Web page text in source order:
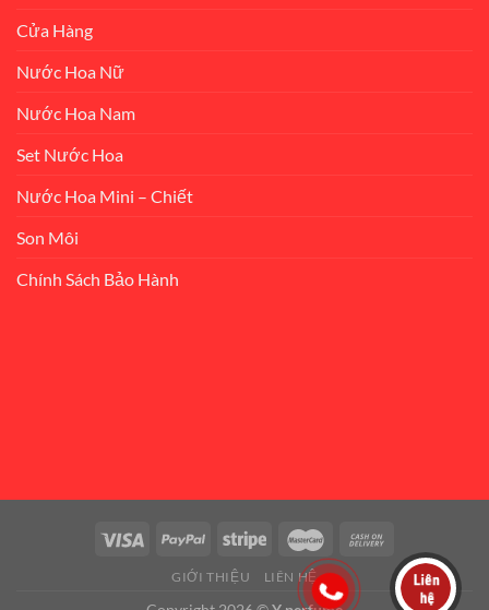
Cửa Hàng
Nước Hoa Nữ
Nước Hoa Nam
Set Nước Hoa
Nước Hoa Mini – Chiết
Son Môi
Chính Sách Bảo Hành
GIỚI THIỆU LIÊN HỆ